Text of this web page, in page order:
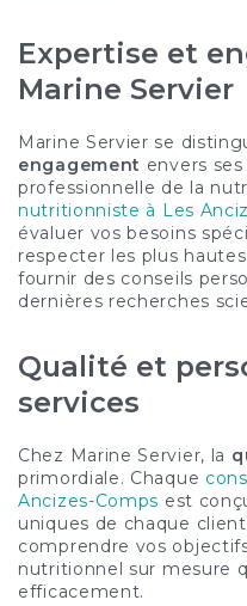
Expertise et
Marine Servier
Marine Servier se
engagement envers
professionnelle de la
nutritionniste à Les
évaluer vos besoins
respecter les plus hautes
fournir des conseils
dernières recherches
Qualité et
services
Chez Marine Servier, la
primordiale. Chaque
Ancizes-Comps est
uniques de chaque
comprendre vos
nutritionnel sur mesure
efficacement.